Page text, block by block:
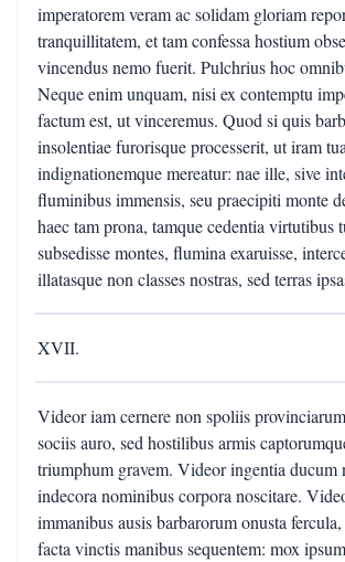
imperatorem veram ac solidam gloriam
tranquillitatem, et tam confessa hostium
vincendus nemo fuerit. Pulchrius hoc
Neque enim unquam, nisi ex contemptu
factum est, ut vinceremus. Quod si quis
insolentiae furorisque processerit, ut iram
indignationemque mereatur: nae ille, sive
fluminibus immensis, seu praecipiti monte
haec tam prona, tamque cedentia virtutibus
subsedisse montes, flumina exaruisse,
illatasque non classes nostras, sed terras
XVII.
Videor iam cernere non spoliis
sociis auro, sed hostilibus armis
triumphum gravem. Videor ingentia ducum
indecora nominibus corpora noscitare.
immanibus ausis barbarorum onusta
facta vinctis manibus sequentem: mox